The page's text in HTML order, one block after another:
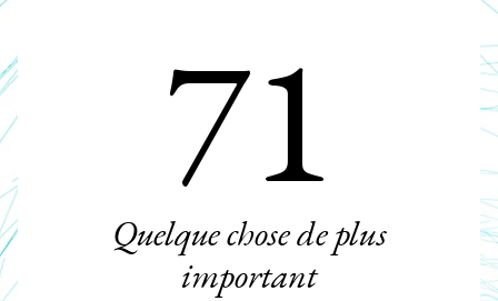
71
Quelque chose de plus
important